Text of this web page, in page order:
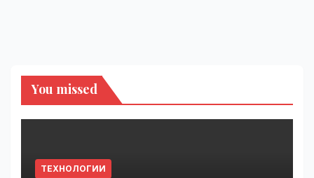
You missed
ТЕХНОЛОГИИ